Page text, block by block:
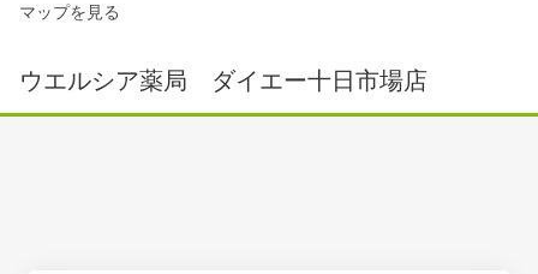
マップを見る
ウエルシア薬局 ダイエー十日市場店